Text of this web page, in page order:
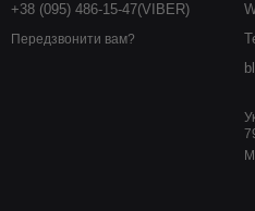
+38 (095) 486-15-47(VIBER)
Передзвонити вам?